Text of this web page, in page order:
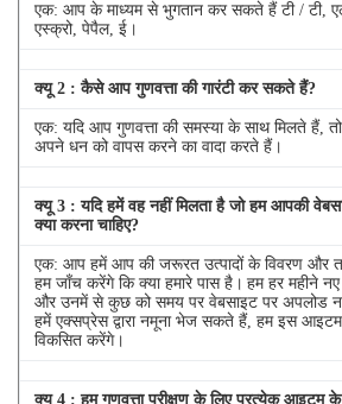
एक: आप के माध्यम से भुगतान कर सकते हैं टी / टी,
एस्क्रो, पेपैल, ई।
क्यू 2 : कैसे आप गुणवत्ता की गारंटी कर सकते हैं?
एक: यदि आप गुणवत्ता की समस्या के साथ मिलते हैं,
अपने धन को वापस करने का वादा करते हैं।
क्यू 3 : यदि हमें वह नहीं मिलता है जो हम आपकी
क्या करना चाहिए?
एक: आप हमें आप की जरूरत उत्पादों के विवरण और
हम जाँच करेंगे कि क्या हमारे पास है। हम हर महीने
और उनमें से कुछ को समय पर वेबसाइट पर अपलोड
हमें एक्सप्रेस द्वारा नमूना भेज सकते हैं, हम इस
विकसित करेंगे।
क्यू 4 : हम गुणवत्ता परीक्षण के लिए प्रत्येक आइटम